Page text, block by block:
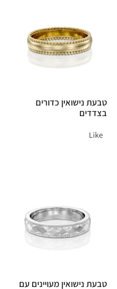
טבעת נישואין כדורים
בצדדים
Like
טבעת נישואין מעויינים עם